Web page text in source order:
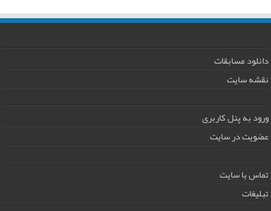
دانلود مسابقات
نقشه سایت
ورود به پنل کاربری
عضویت در سایت
تماس با سایت
تبلیغات